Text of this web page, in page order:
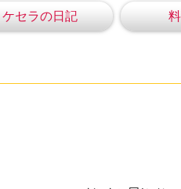
ケセラの日記